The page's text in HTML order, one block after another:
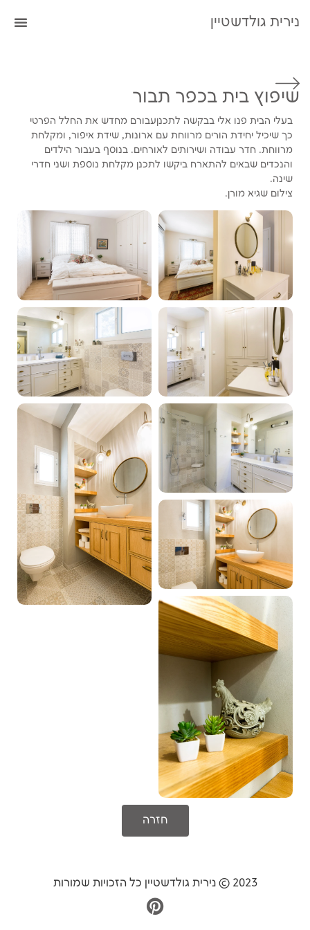
נירית גולדשטיין
שיפוץ בית בכפר תבור
בעלי הבית פנו אלי בבקשה לתכנןעבורם מחדש את החלל הפרטי
כך שיכיל יחידת הורים מרווחת עם ארונות, שידת איפור, ומקלחת
מרווחת. חדר עבודה ושירותים לאורחים. בנוסף בעבור הילדים
והנכדים שבאים להתארח ביקשו לתכנן מקלחת נוספת ושני חדרי
שינה.
צילום שגיא מורן.
חזרה
2023 © נירית גולדשטיין כל הזכויות שמורות